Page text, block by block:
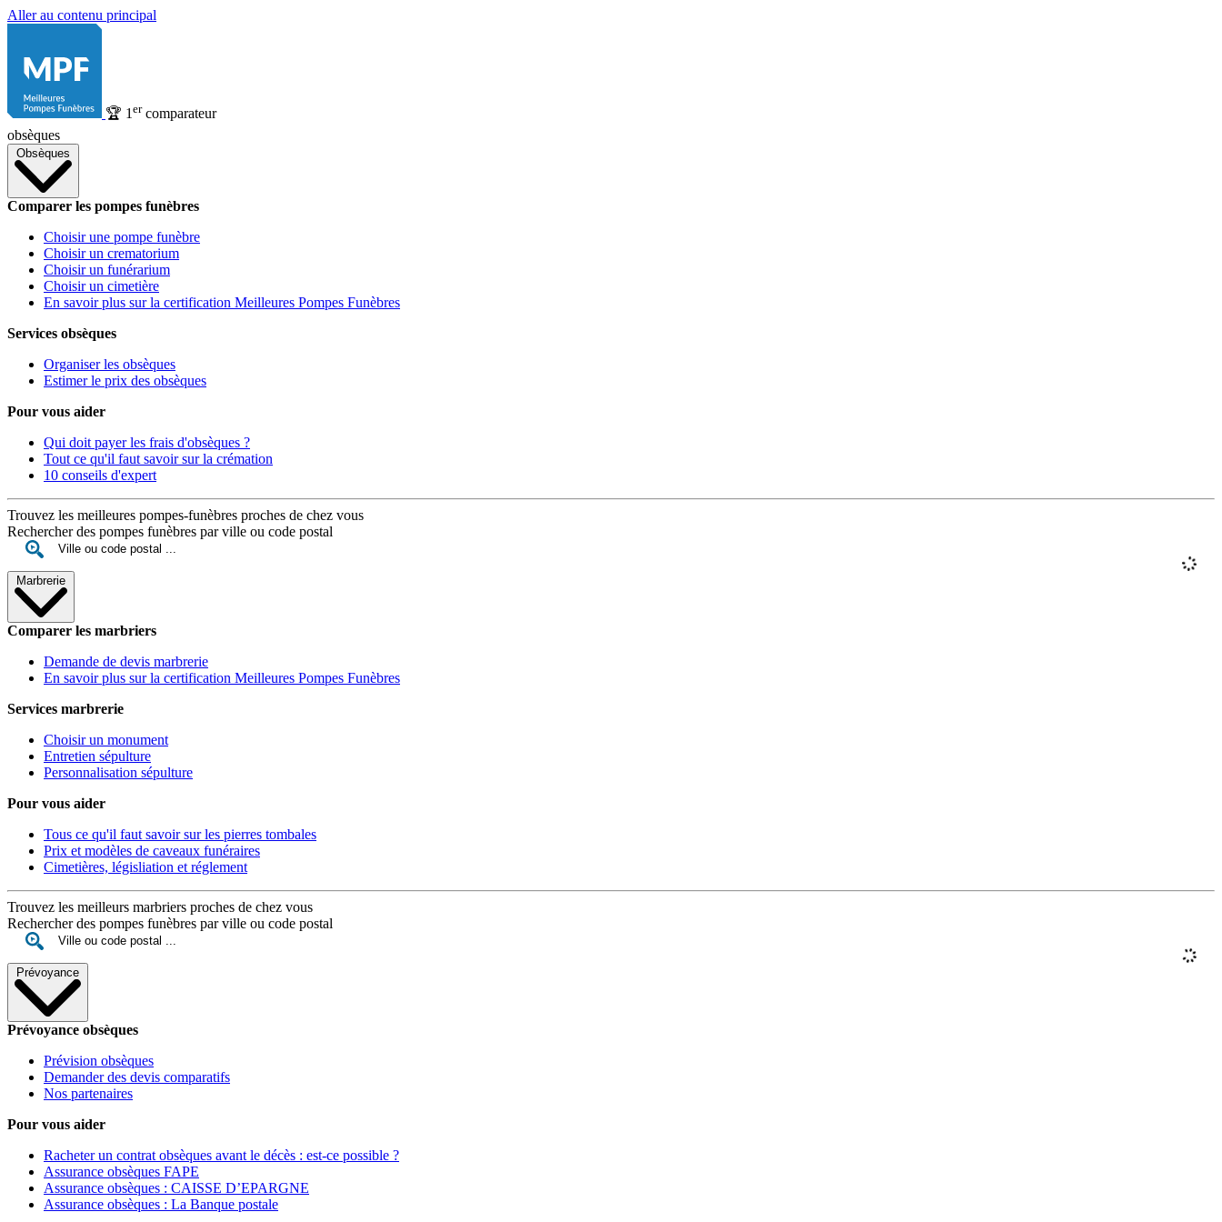
Aller au contenu principal
🏆 1 ercomparateur
obsèques
Obsèques
Comparer les pompes funèbres
Choisir une pompe funèbre
Choisir un crematorium
Choisir un funérarium
Choisir un cimetière
En savoir plus sur la certification Meilleures Pompes Funèbres
Services obsèques
Organiser les obsèques
Estimer le prix des obsèques
Pour vous aider
Qui doit payer les frais d'obsèques ?
Tout ce qu'il faut savoir sur la crémation
10 conseils d'expert
Trouvez les meilleures pompes-funèbres proches de chez vous
Rechercher des pompes funèbres par ville ou code postal
Marbrerie
Comparer les marbriers
Demande de devis marbrerie
En savoir plus sur la certification Meilleures Pompes Funèbres
Services marbrerie
Choisir un monument
Entretien sépulture
Personnalisation sépulture
Pour vous aider
Tous ce qu'il faut savoir sur les pierres tombales
Prix et modèles de caveaux funéraires
Cimetières, législiation et réglement
Trouvez les meilleurs marbriers proches de chez vous
Rechercher des pompes funèbres par ville ou code postal
Prévoyance
Prévoyance obsèques
Prévision obsèques
Demander des devis comparatifs
Nos partenaires
Pour vous aider
Racheter un contrat obsèques avant le décès : est-ce possible ?
Assurance obsèques FAPE
Assurance obsèques : CAISSE D’EPARGNE
Assurance obsèques : La Banque postale